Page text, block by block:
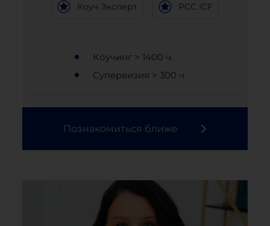
Коуч Эксперт PCC ICF
Коучинг > 1400 ч.
Супервизия > 300 ч.
Познакомиться ближе